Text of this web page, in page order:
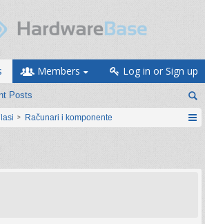
Posts
Members Log in or Sign up
Računari i komponente